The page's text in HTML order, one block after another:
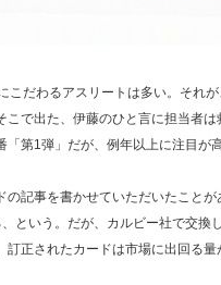
こだわるアスリートは多い。それ
で出た、伊藤のひと言に担当者
第1弾」だが、例年以上に注目が
の記事を書かせていただいたこと
という。だが、カルビー社で交
正されたカードは市場に出回る